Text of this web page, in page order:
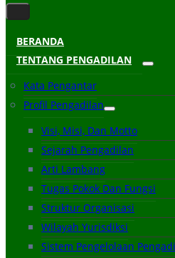
BERANDA
TENTANG PENGADILAN
Kata Pengantar
Profil Pengadilan
Visi, Misi, Dan Motto
Sejarah Pengadilan
Arti Lambang
Tugas Pokok Dan Fungsi
Struktur Organisasi
Wilayah Yurisdiksi
Sistem Pengelolaan